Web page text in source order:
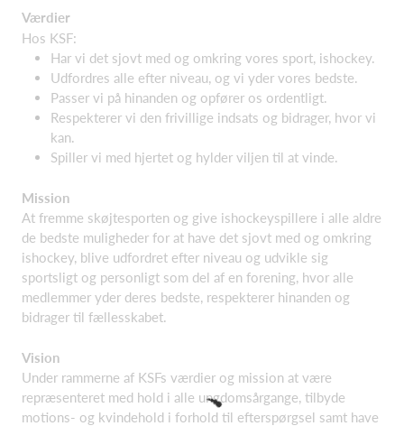
Værdier
Hos KSF:
Har vi det sjovt med og omkring vores sport, ishockey.
Udfordres alle efter niveau, og vi yder vores bedste.
Passer vi på hinanden og opfører os ordentligt.
Respekterer vi den frivillige indsats og bidrager, hvor vi
kan.
Spiller vi med hjertet og hylder viljen til at vinde.
Mission
At fremme skøjtesporten og give ishockeyspillere i alle aldre
de bedste muligheder for at have det sjovt med og omkring
ishockey, blive udfordret efter niveau og udvikle sig
sportsligt og personligt som del af en forening, hvor alle
medlemmer yder deres bedste, respekterer hinanden og
bidrager til fællesskabet.
Vision
Under rammerne af KSFs værdier og mission at være
repræsenteret med hold i alle ungdomsårgange, tilbyde
motions- og kvindehold i forhold til efterspørgsel samt have